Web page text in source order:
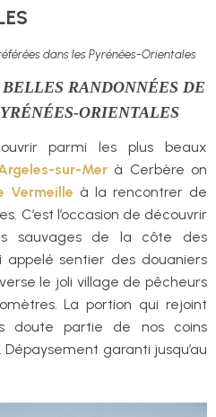
dans les Pyrénées-Orientales
BELLES RANDONNÉES DE
ORIENTALES
parmi les plus beaux
sur-Mer à Cerbère on
Vermeille à la rencontrer de
C’est l’occasion de découvrir
sauvages de la côte des
appelé sentier des douaniers
le joli village de pêcheurs
La portion qui rejoint
doute partie de nos coins
. Dépaysement garanti jusqu’au